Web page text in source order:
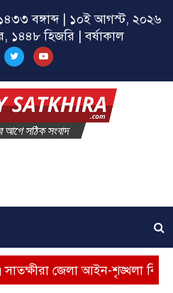
বঙ্গাব্দ | ১০ই আগস্ট, ২০২৬
১৪৪৮ হিজরি | বর্ষাকাল
জেলা আইন-শৃঙ্খলা বিষয়ক